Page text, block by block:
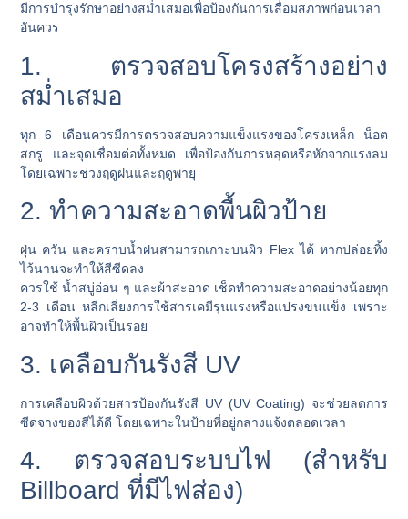
มีการบำรุงรักษาอย่างสม่ำเสมอเพื่อป้องกันการเสื่อมสภาพก่อนเวลา
อันควร
1. ตรวจสอบโครงสร้างอย่าง
สม่ำเสมอ
ทุก 6 เดือนควรมีการตรวจสอบความแข็งแรงของโครงเหล็ก น็อต
สกรู และจุดเชื่อมต่อทั้งหมด เพื่อป้องกันการหลุดหรือหักจากแรงลม
โดยเฉพาะช่วงฤดูฝนและฤดูพายุ
2. ทำความสะอาดพื้นผิวป้าย
ฝุ่น ควัน และคราบน้ำฝนสามารถเกาะบนผิว Flex ได้ หากปล่อยทิ้ง
ไว้นานจะทำให้สีซีดลง
ควรใช้น้ำสบู่อ่อน ๆ และผ้าสะอาด เช็ดทำความสะอาดอย่างน้อยทุก
2-3 เดือน หลีกเลี่ยงการใช้สารเคมีรุนแรงหรือแปรงขนแข็ง เพราะ
อาจทำให้พื้นผิวเป็นรอย
3. เคลือบกันรังสี UV
การเคลือบผิวด้วยสารป้องกันรังสี UV (UV Coating) จะช่วยลดการ
ซีดจางของสีได้ดี โดยเฉพาะในป้ายที่อยู่กลางแจ้งตลอดเวลา
4. ตรวจสอบระบบไฟ (สำหรับ
Billboard ที่มีไฟส่อง)